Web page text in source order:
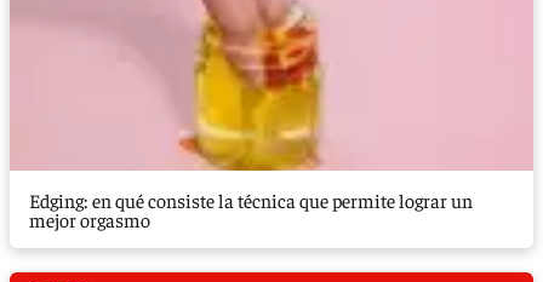
Edging: en qué consiste la técnica que permite lograr un
mejor orgasmo